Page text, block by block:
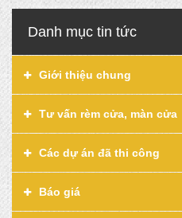
Danh mục tin tức
Giới thiệu chung
Tư vấn rèm cửa, màn cửa
Các dự án đã thi công
Báo giá